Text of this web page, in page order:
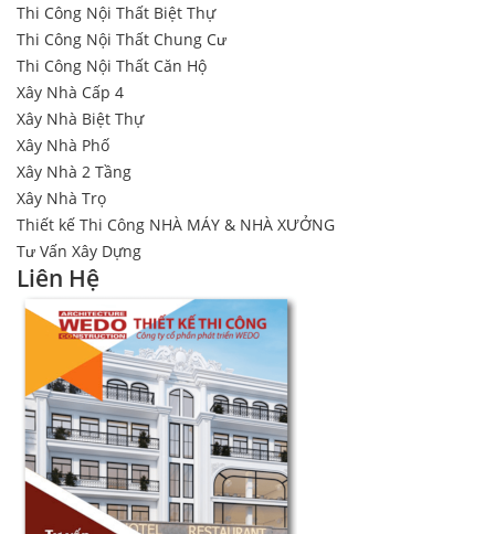
Thi Công Nội Thất Biệt Thự
Thi Công Nội Thất Chung Cư
Thi Công Nội Thất Căn Hộ
Xây Nhà Cấp 4
Xây Nhà Biệt Thự
Xây Nhà Phố
Xây Nhà 2 Tầng
Xây Nhà Trọ
Thiết kế Thi Công NHÀ MÁY & NHÀ XƯỞNG
Tư Vấn Xây Dựng
Liên Hệ